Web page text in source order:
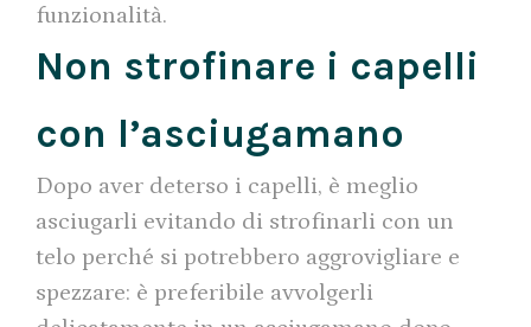
funzionalità.
Non strofinare i capelli
con l’asciugamano
Dopo aver deterso i capelli, è meglio
asciugarli evitando di strofinarli con un
telo perché si potrebbero aggrovigliare e
spezzare: è preferibile avvolgerli